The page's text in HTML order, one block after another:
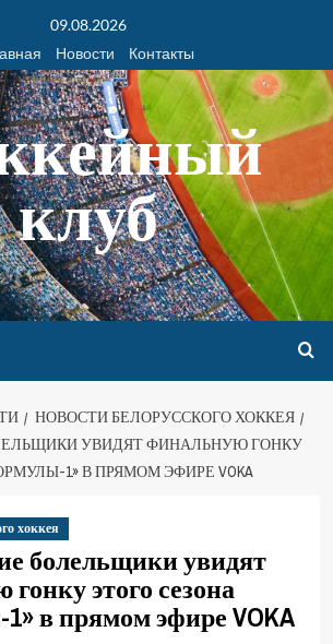
09.08.2026
Новости Контакты
клуб
НОВОСТИ БЕЛОРУССКОГО ХОККЕЯ
УВИДЯТ ФИНАЛЬНУЮ ГОНКУ
1» В ПРЯМОМ ЭФИРЕ VOKA
хоккея
болельщики увидят
этого сезона
в прямом эфире VOKA